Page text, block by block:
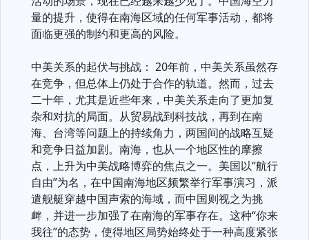
量的提升，使得在南海区域的任何军事活动，都将
面临更强的制约和更高的风险。
中美关系的起伏与挑战： 20年前，中美关系虽然存
在竞争，但总体上仍处于合作的轨道。然而，过去
二十年，尤其是近些年来，中美关系走向了更加复
杂和对抗的局面。从贸易战到科技战，再到在南
海、台湾等问题上的持续角力，两国间的战略互疑
和竞争日益加剧。南海，也从一个地区性的摩擦
点，上升为中美战略博弈的焦点之一。美国以“航行
自由”为名，在中国南海地区频繁举行军事演习，派
遣舰艇穿越中国声索的海域，而中国则视之为挑
衅，并进一步加强了在南海的军事存在。这种“你来
我往”的态势，使得地区局势始终处于一种高度紧张